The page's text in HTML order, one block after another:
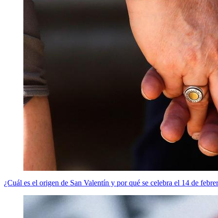
¿Cuál es el origen de San Valentín y por qué se celebra el 14 de